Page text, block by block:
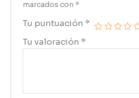
marcados con *
Tu puntuación *
Tu valoración *